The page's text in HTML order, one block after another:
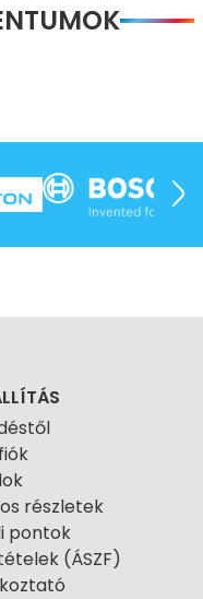
részletek
pontok
(ÁSZF)